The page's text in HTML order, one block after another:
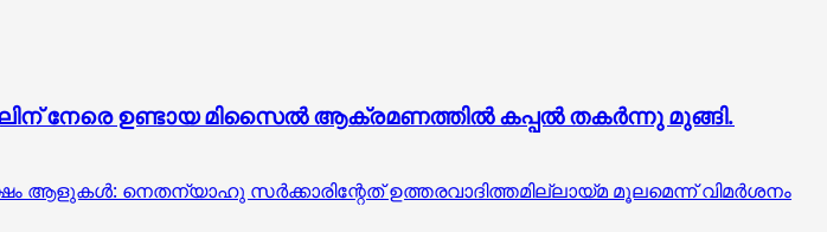
നേരെ ഉണ്ടായ മിസൈൽ ആക്രമണത്തിൽ കപ്പൽ തകർന്നു മുങ്ങി.
ആളുകൾ: നെതന്യാഹു സർക്കാരിന്റേത് ഉത്തരവാദിത്തമില്ലായ്മ മൂലമെന്ന് വിമർശനം